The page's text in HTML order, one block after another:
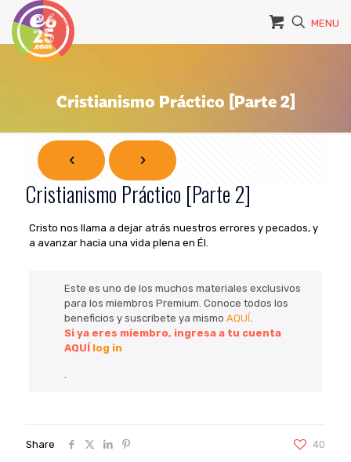
MENU
Cristianismo Práctico [Parte 2]
Cristianismo Práctico [Parte 2]
Cristo nos llama a dejar atrás nuestros errores y pecados, y
a avanzar hacia una vida plena en Él.
Este es uno de los muchos materiales exclusivos
para los miembros Premium. Conoce todos los
beneficios y suscríbete ya mismoAQUÍ.
Si ya eres miembro, ingresa a tu cuenta
AQUÍ log in
.
Share 40